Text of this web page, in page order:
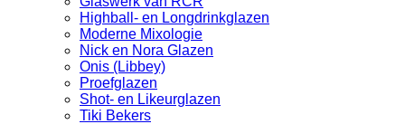
Highball- en Longdrinkglazen
Moderne Mixologie
Nick en Nora Glazen
Onis (Libbey)
Proefglazen
Shot- en Likeurglazen
Tiki Bekers